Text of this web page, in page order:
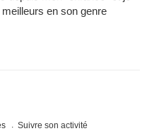
en son genre
Suivre son activité